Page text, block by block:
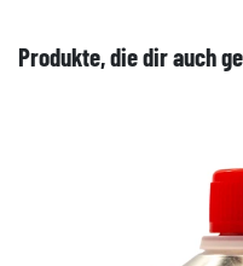
Produkte, die dir auch